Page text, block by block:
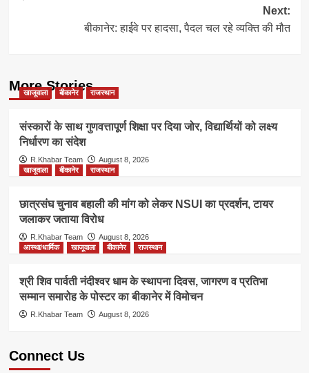
Next:
बीकानेर: हाईवे पर हादसा, पैदल चल रहे व्यक्ति की मौत
More Stories
खाजूवाला बीकानेर राजस्थान
संस्कारों के साथ गुणवत्तापूर्ण शिक्षा पर दिया जोर, विद्यार्थियों को लक्ष्य
निर्धारण का संदेश
R.Khabar Team
August 8, 2026
खाजूवाला
बीकानेर राजस्थान
छात्रसंघ चुनाव बहाली की मांग को लेकर NSUI का प्रदर्शन, टायर
जलाकर जताया विरोध
R.Khabar Team
August 8, 2026
आस्था/धार्मिक
खाजूवाला बीकानेर राजस्थान
श्री शिव पार्वती नंदीश्वर धाम के स्थापना दिवस, जागरण व प्रतिभा
सम्मान समारोह के पोस्टर का बीकानेर में विमोचन
R.Khabar Team August 8, 2026
Connect Us